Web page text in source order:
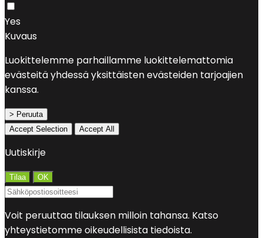
Yes
Kuvaus
Luokittelemme parhaillamme luokittelemattomia
evästeitä yhdessä yksittäisten evästeiden tarjoajien
kanssa.
> Peruuta
Accept Selection
Accept All
Uutiskirje
Voit peruuttaa tilauksen milloin tahansa. Katso
yhteystietomme oikeudellisista tiedoista.